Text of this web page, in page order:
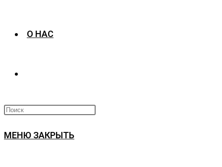
О НАС
ПОИСК
МЕНЮ ЗАКРЫТЬ